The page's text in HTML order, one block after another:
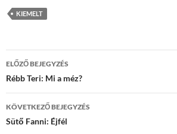
KIEMELT
Bejegyzések
navigációja
ELŐZŐ BEJEGYZÉS
Rébb Teri: Mi a méz?
KÖVETKEZŐ BEJEGYZÉS
Sütő Fanni: Éjfél